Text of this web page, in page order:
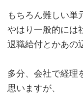
もちろん難しい単
やはり一般的には
退職給付とかあの
多分、会社で経理
思いますが、